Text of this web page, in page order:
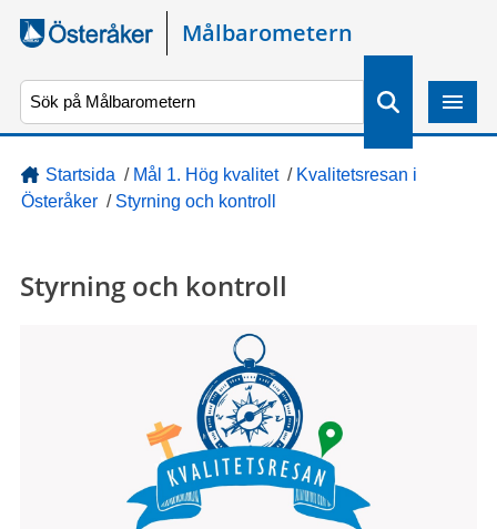
Gå direkt till sidans innehåll
Målbarometern
Startsida / Mål 1. Hög kvalitet / Kvalitetsresan i
Österåker / Styrning och kontroll
Styrning och kontroll